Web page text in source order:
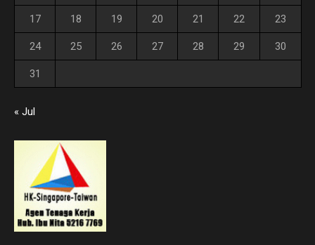
17 18 19 20 21 22 23
24 25 26 27 28 29 30
31
« Jul